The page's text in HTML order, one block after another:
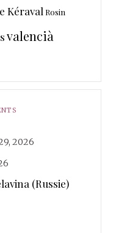
Kéraval Rosin
valencià
2026
(Russie)